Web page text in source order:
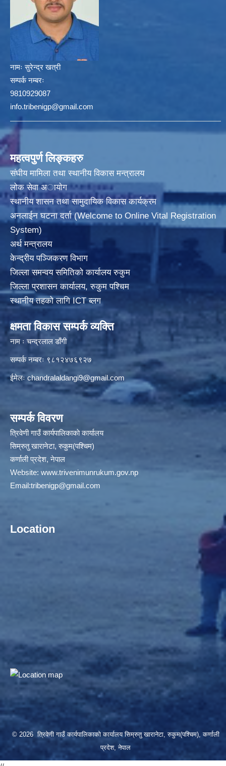
नामः सुरेन्द्र खत्री
सम्पर्क नम्बरः
9810929087
info.tribenigp@gmail.com
महत्वपुर्ण लिङ्कहरु
संघीय मामिला तथा स्थानीय विकास मन्त्रालय
लोक सेवा अायाेग
स्थानीय शासन तथा सामुदायिक विकास कार्यक्रम
अनलाईन घटना दर्ता (Welcome to Online Vital Registration
System)
अर्थ मन्त्रालय
केन्द्रीय पञ्जिकरण विभाग
जिल्ला समन्वय समितिको कार्यालय रुकुम
जिल्ला प्रशासन कार्यालय, रुकुम पश्चिम
स्थानीय तहको लागि ICT ब्लग
क्षमता विकास सम्पर्क व्यक्ति
नाम ः चन्द्रलाल डाँगी
सम्पर्क नम्बरः ९८१२४७६९२७
ईमेलः chandralaldangi9@gmail.com
सम्पर्क विवरण
त्रिवेणी गाउँ कार्यपालिकाकाे कार्यालय
सिम्रुतु खारानेटा, रुकुम(पश्‍चिम)
कर्णाली प्रदेश, नेपाल
Website: www.trivenimunrukum.gov.np
Email:tribenigp@gmail.com
Location
© 2026 त्रिवेणी गाउँ कार्यपालिकाको कार्यालय सिम्रुतु खारानेटा, रुकुम(पश्‍चिम), कर्णाली
प्रदेश, नेपाल